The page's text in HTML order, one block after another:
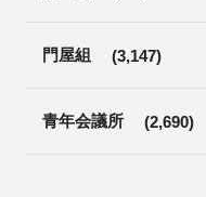
門屋組 (3,147)
青年会議所 (2,690)